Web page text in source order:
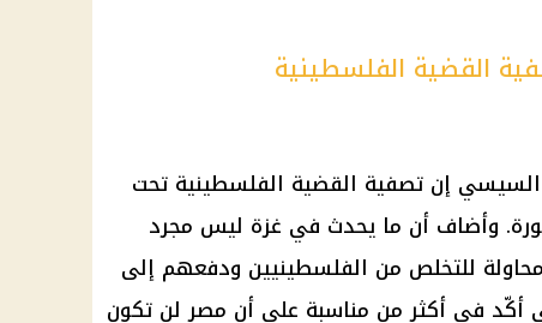
القضية الفلسطينية
السيسي إن تصفية القضية الفلسطينية تحت
وأضاف أن ما يحدث في غزة ليس مجرد
للتخلص من الفلسطينيين ودفعهم إلى
أكّد في أكثر من مناسبة على أن مصر لن تكون